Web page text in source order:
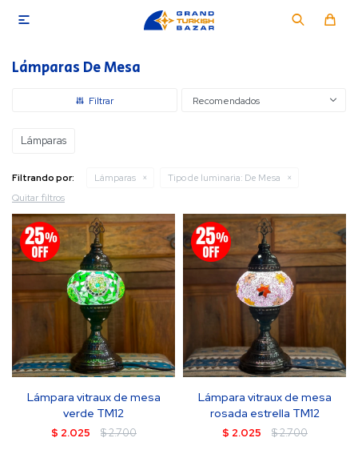

Lámparas De Mesa
Recomendados
Lámparas
Filtrando por: Lámparas Tipo de luminaria: De Mesa
Quitar filtros
Lámpara vitraux de mesa
verde TM12
$ 2.025 $2.700
Lámpara vitraux de mesa
rosada estrella TM12
$ 2.025 $2.700